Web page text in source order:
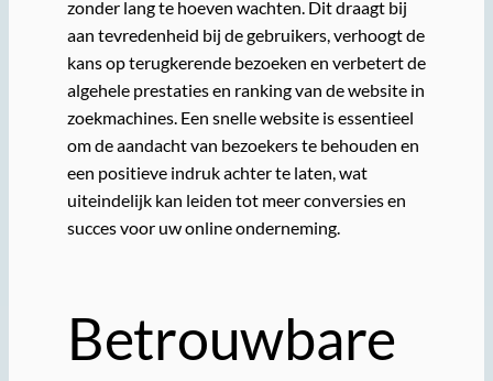
zonder lang te hoeven wachten. Dit draagt bij
aan tevredenheid bij de gebruikers, verhoogt de
kans op terugkerende bezoeken en verbetert de
algehele prestaties en ranking van de website in
zoekmachines. Een snelle website is essentieel
om de aandacht van bezoekers te behouden en
een positieve indruk achter te laten, wat
uiteindelijk kan leiden tot meer conversies en
succes voor uw online onderneming.
Betrouwbare